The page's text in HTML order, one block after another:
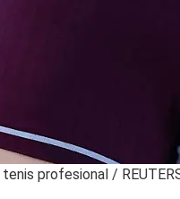
tenis profesional /